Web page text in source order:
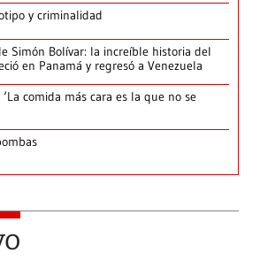
y criminalidad
Simón Bolívar: la increíble historia del
en Panamá y regresó a Venezuela
comida más cara es la que no se